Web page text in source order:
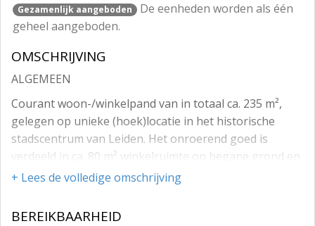
Gezamenlijk aangeboden
De eenheden worden als één
geheel aangeboden.
OMSCHRIJVING
ALGEMEEN
Courant woon-/winkelpand van in totaal ca. 235 m²,
gelegen op unieke (hoek)locatie in het historische
stadscentrum van Leiden. Het onroerend goed is
verdeeld in ca. 80 m² winkelruimte op begane grond en
ca. 155 m² GBO woonruime verdeeld over begane
is verhuurd tot en met 31 december 2026 . De
+ Lees de volledige omschrijving
BEREIKBAARHEID